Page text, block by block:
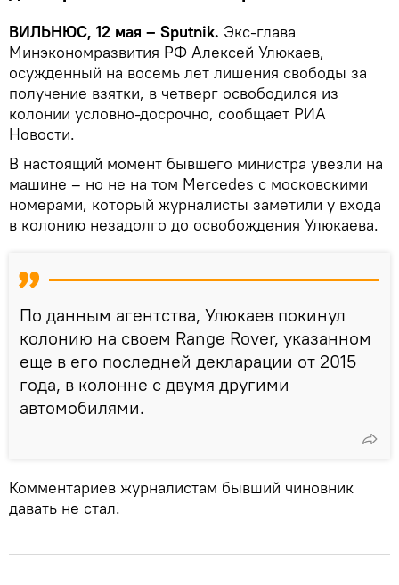
ВИЛЬНЮС, 12 мая – Sputnik. Экс-глава
Минэкономразвития РФ Алексей Улюкаев,
осужденный на восемь лет лишения свободы за
получение взятки, в четверг освободился из
колонии условно-досрочно, сообщает РИА
Новости.
В настоящий момент бывшего министра увезли на
машине – но не на том Mercedes с московскими
номерами, который журналисты заметили у входа
в колонию незадолго до освобождения Улюкаева.
По данным агентства, Улюкаев покинул
колонию на своем Range Rover, указанном
еще в его последней декларации от 2015
года, в колонне с двумя другими
автомобилями.
Комментариев журналистам бывший чиновник
давать не стал.